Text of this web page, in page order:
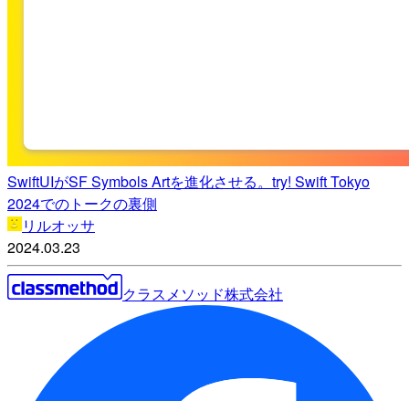
SwiftUIがSF Symbols Artを進化させる。try! Swift Tokyo
2024でのトークの裏側
リルオッサ
2024.03.23
クラスメソッド株式会社